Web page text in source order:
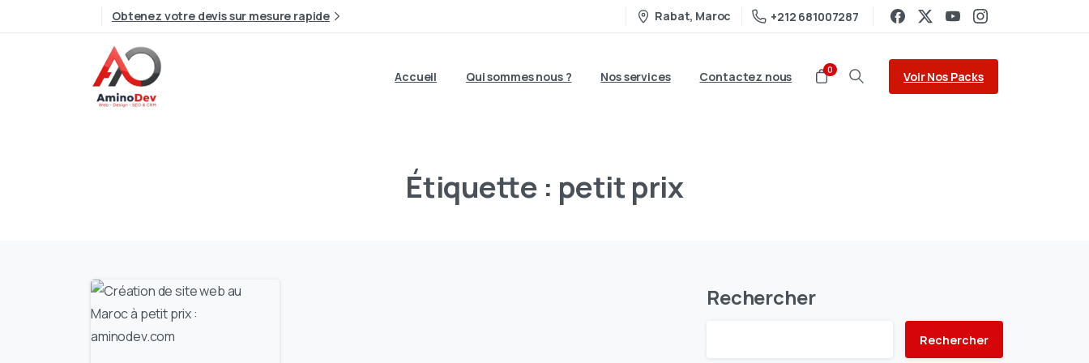
Obtenez votre devis sur mesure rapide Rabat, Maroc +212 681007287
Accueil Qui sommes nous ? Nos services Contactez nous 0 Voir Nos Packs
Étiquette : petit prix
0
Rechercher
Rechercher